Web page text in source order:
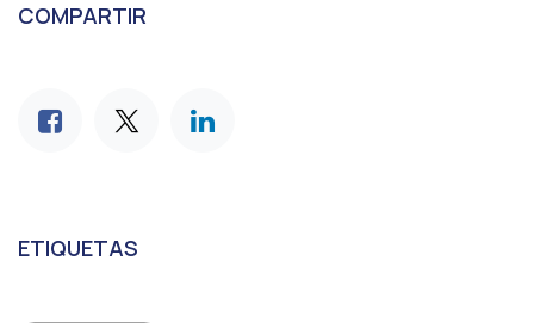
COMPARTIR
ETIQUETAS